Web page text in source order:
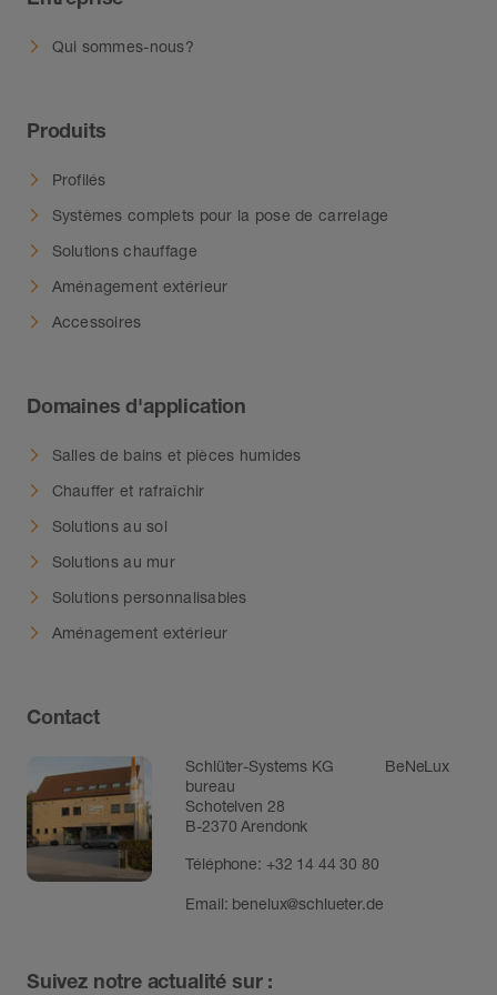
chape spécifique au revêtement
notre service technique.
Qui sommes-nous?
Produits
Profilés
Systèmes complets pour la pose de carrelage
Solutions chauffage
Aménagement extérieur
Accessoires
Domaines d'application
Salles de bains et pièces humides
Chauffer et rafraîchir
Solutions au sol
Solutions au mur
Solutions personnalisables
Aménagement extérieur
Contact
Schlüter-Systems KG BeNeLux
bureau
Schotelven 28
B-2370 Arendonk
Téléphone: +32 14 44 30 80
Email: benelux@schlueter.de
Suivez notre actualité sur :